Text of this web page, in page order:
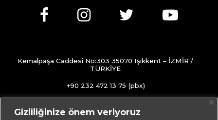
Gizliliğinize önem veriyoruz
Kemalpaşa Caddesi No:303 35070 Işıkkent – İZMİR /
TÜRKİYE
+90 232 472 13 75 (pbx)